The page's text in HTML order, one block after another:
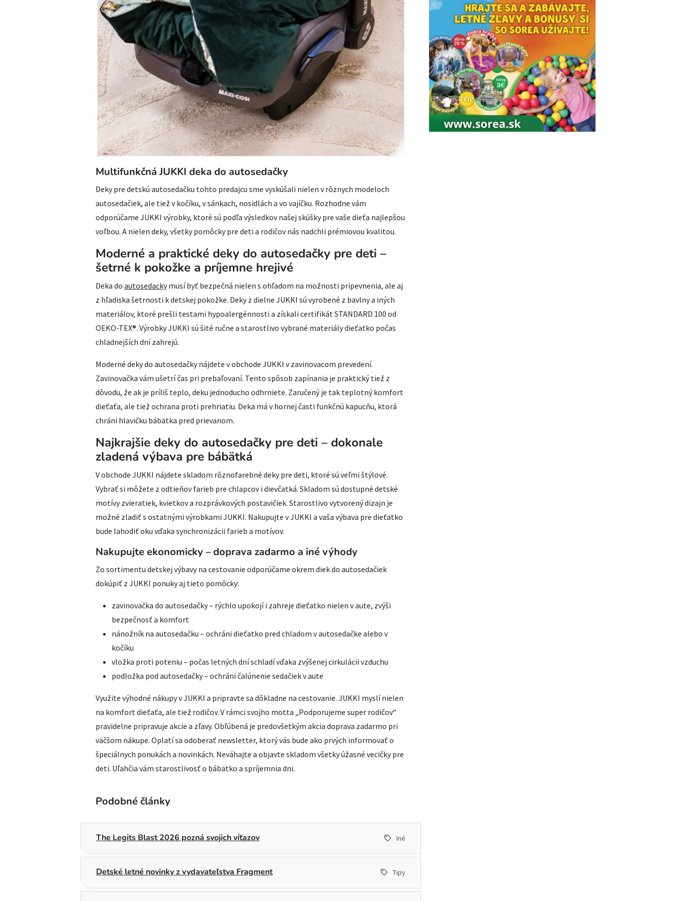
Multifunkčná JUKKI deka do autosedačky
Deky pre detskú autosedačku tohto predajcu sme vyskúšali nielen v rôznych modeloch
autosedačiek, ale tiež v kočíku, v sánkach, nosidlách a vo vajíčku. Rozhodne vám
odporúčame JUKKI výrobky, ktoré sú podľa výsledkov našej skúšky pre vaše dieťa najlepšou
voľbou. A nielen deky, všetky pomôcky pre deti a rodičov nás nadchli prémiovou kvalitou.
Moderné a praktické deky do autosedačky pre deti –
šetrné k pokožke a príjemne hrejivé
Deka do autosedackymusí byť bezpečná nielen s ohľadom na možnosti pripevnenia, ale aj
z hľadiska šetrnosti k detskej pokožke. Deky z dielne JUKKI sú vyrobené z bavlny a iných
materiálov, ktoré prešli testami hypoalergénnosti a získali certifikát STANDARD 100 od
OEKO-TEX®. Výrobky JUKKI sú šité ručne a starostlivo vybrané materiály dieťatko počas
chladnejších dní zahrejú.
Moderné deky do autosedačky nájdete v obchode JUKKI v zavinovacom prevedení.
Zavinovačka vám ušetrí čas pri prebaľovaní. Tento spôsob zapínania je praktický tiež z
dôvodu, že ak je príliš teplo, deku jednoducho odhrniete. Zaručený je tak teplotný komfort
dieťaťa, ale tiež ochrana proti prehriatiu. Deka má v hornej časti funkčnú kapucňu, ktorá
chráni hlavičku bábätka pred prievanom.
Najkrajšie deky do autosedačky pre deti – dokonale
zladená výbava pre bábätká
V obchode JUKKI nájdete skladom rôznofarebné deky pre deti, ktoré sú veľmi štýlové.
Vybrať si môžete z odtieňov farieb pre chlapcov i dievčatká. Skladom sú dostupné detské
motívy zvieratiek, kvietkov a rozprávkových postavičiek. Starostlivo vytvorený dizajn je
možné zladiť s ostatnými výrobkami JUKKI. Nakupujte v JUKKI a vaša výbava pre dieťatko
bude lahodiť oku vďaka synchronizácii farieb a motívov.
Nakupujte ekonomicky – doprava zadarmo a iné výhody
Zo sortimentu detskej výbavy na cestovanie odporúčame okrem diek do autosedačiek
dokúpiť z JUKKI ponuky aj tieto pomôcky:
zavinovačka do autosedačky – rýchlo upokojí i zahreje dieťatko nielen v aute, zvýši
bezpečnosť a komfort
nánožník na autosedačku – ochráni dieťatko pred chladom v autosedačke alebo v
kočíku
vložka proti poteniu – počas letných dní schladí vďaka zvýšenej cirkulácii vzduchu
podložka pod autosedačky – ochráni čalúnenie sedačiek v aute
Využite výhodné nákupy v JUKKI a pripravte sa dôkladne na cestovanie. JUKKI myslí nielen
na komfort dieťaťa, ale tiež rodičov. V rámci svojho motta „Podporujeme super rodičov“
pravidelne pripravuje akcie a zľavy. Obľúbená je predovšetkým akcia doprava zadarmo pri
väčšom nákupe. Oplatí sa odoberať newsletter, ktorý vás bude ako prvých informovať o
špeciálnych ponukách a novinkách. Neváhajte a objavte skladom všetky úžasné vecičky pre
deti. Uľahčia vám starostlivosť o bábätko a spríjemnia dni.
Podobné články
The Legits Blast 2026 pozná svojich víťazov Iné
Detské letné novinky z vydavateľstva Fragment Tipy